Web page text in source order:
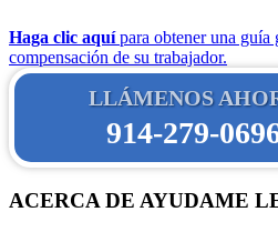
Haga clic aquípara obtener una guía
compensación de su trabajador.
LLÁMENOS
914-279-
ACERCA DE AYUDAME